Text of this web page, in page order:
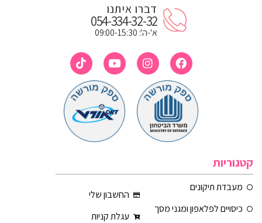
דברו איתנו
054-334-32-32
א'-ה': 09:00-15:30
קטגוריות
מעבדת תיקונים
כיסויים לפלאפון ומגני מסך
החשבון שלי
עגלת קניות